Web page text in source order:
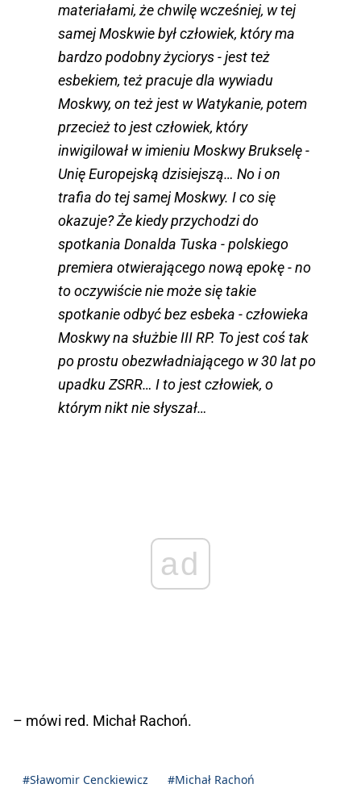
materiałami, że chwilę wcześniej, w tej
samej Moskwie był człowiek, który ma
bardzo podobny życiorys - jest też
esbekiem, też pracuje dla wywiadu
Moskwy, on też jest w Watykanie, potem
przecież to jest człowiek, który
inwigilował w imieniu Moskwy Brukselę -
Unię Europejską dzisiejszą… No i on
trafia do tej samej Moskwy. I co się
okazuje? Że kiedy przychodzi do
spotkania Donalda Tuska - polskiego
premiera otwierającego nową epokę - no
to oczywiście nie może się takie
spotkanie odbyć bez esbeka - człowieka
Moskwy na służbie III RP. To jest coś tak
po prostu obezwładniającego w 30 lat po
upadku ZSRR… I to jest człowiek, o
którym nikt nie słyszał…
ad
– mówi red. Michał Rachoń.
#Sławomir Cenckiewicz #Michał Rachoń